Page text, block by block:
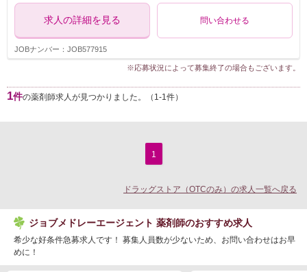
求人の詳細を見る 問い合わせる
JOBナンバー：JOB577915
※応募状況によって募集終了の場合もございます。
1件の薬剤師求人が見つかりました。（1-1件）
1
ドラッグストア（OTCのみ）の求人一覧へ戻る
ジョブメドレーエージェント 薬剤師のおすすめ求人
希少な好条件急募求人です！ 募集人員数が少ないため、お問い合わせはお早
めに！